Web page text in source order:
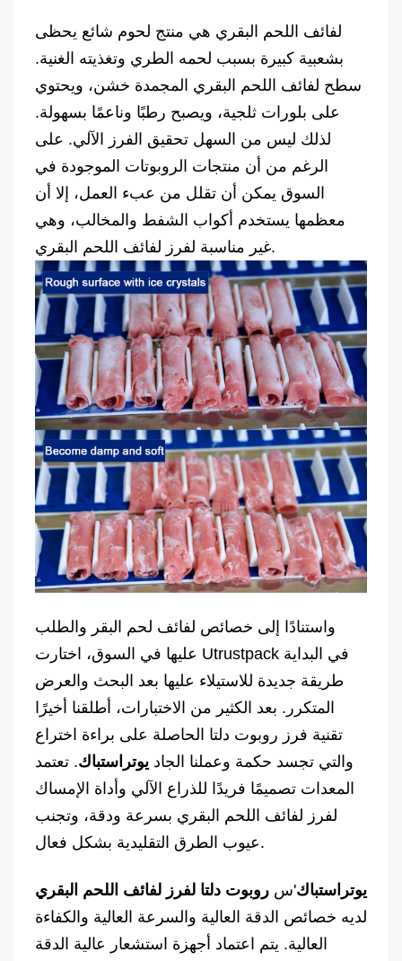
لفائف اللحم البقري هي منتج لحوم شائع يحظى
بشعبية كبيرة بسبب لحمه الطري وتغذيته الغنية.
سطح لفائف اللحم البقري المجمدة خشن، ويحتوي
على بلورات ثلجية، ويصبح رطبًا وناعمًا بسهولة.
لذلك ليس من السهل تحقيق الفرز الآلي. على
الرغم من أن منتجات الروبوتات الموجودة في
السوق يمكن أن تقلل من عبء العمل، إلا أن
معظمها يستخدم أكواب الشفط والمخالب، وهي
غير مناسبة لفرز لفائف اللحم البقري.
واستنادًا إلى خصائص لفائف لحم البقر والطلب
عليها في السوق، اختارت Utrustpack في البداية
طريقة جديدة للاستيلاء عليها بعد البحث والعرض
المتكرر. بعد الكثير من الاختبارات، أطلقنا أخيرًا
تقنية فرز روبوت دلتا الحاصلة على براءة اختراع
والتي تجسد حكمة وعملنا الجاد يوتراستباك. تعتمد
المعدات تصميمًا فريدًا للذراع الآلي وأداة الإمساك
لفرز لفائف اللحم البقري بسرعة ودقة، وتجنب
عيوب الطرق التقليدية بشكل فعال.
يوتراستباك'س روبوت دلتا لفرز لفائف اللحم البقري
لديه خصائص الدقة العالية والسرعة العالية والكفاءة
العالية. يتم اعتماد أجهزة استشعار عالية الدقة